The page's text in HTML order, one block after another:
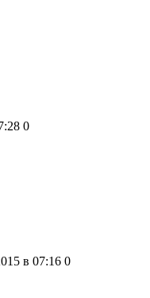
0
в 07:16 0